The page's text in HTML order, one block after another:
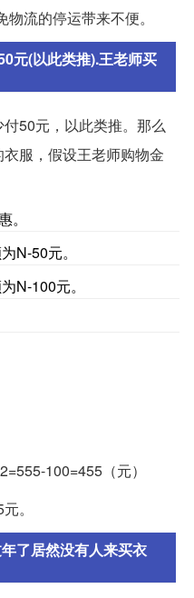
流的停运带来不便。
元(以此类推).王老师买
50元，以此类推。那么
服，假设王老师购物金
N-50元。
N-100元。
100=455（元）
。
了居然没有人来买衣